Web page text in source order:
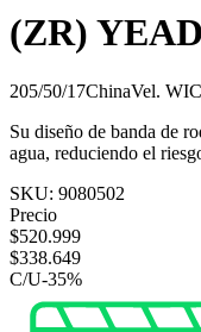
(ZR)
205/50/17ChinaVel. WIC
Su diseño de banda de
agua, reduciendo el
SKU: 9080502
Precio
$520.999
$338.649
C/U-35%